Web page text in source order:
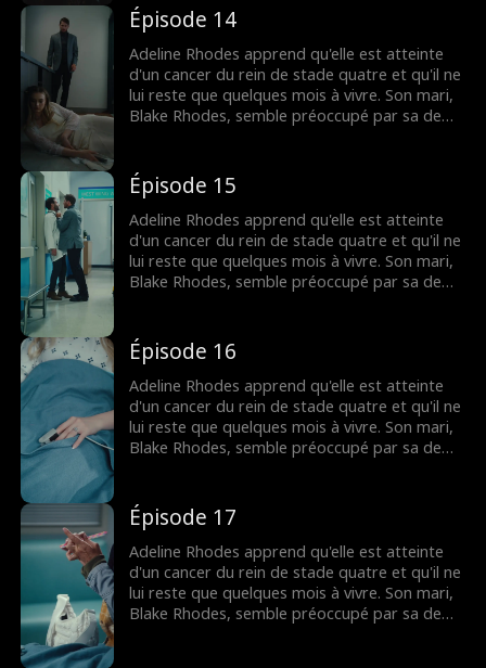
croqueuse de diamants calculatrice, et elle
pense qu'il ne l'a jamais aimée. Tout change
lorsque Blake apprend qu'Adeline est
mourante, mais il est peut-être trop tard
pour lui dire que c'est elle qu'il a aimée
pendant tout ce temps.
Épisode 14
Adeline Rhodes apprend qu'elle est atteinte
d'un cancer du rein de stade quatre et qu'il ne
lui reste que quelques mois à vivre. Son mari,
Blake Rhodes, semble préoccupé par sa demi-
croqueuse de diamants calculatrice, et elle
pense qu'il ne l'a jamais aimée. Tout change
lorsque Blake apprend qu'Adeline est
mourante, mais il est peut-être trop tard
pour lui dire que c'est elle qu'il a aimée
pendant tout ce temps.
Épisode 15
Adeline Rhodes apprend qu'elle est atteinte
d'un cancer du rein de stade quatre et qu'il ne
lui reste que quelques mois à vivre. Son mari,
Blake Rhodes, semble préoccupé par sa demi-
croqueuse de diamants calculatrice, et elle
pense qu'il ne l'a jamais aimée. Tout change
lorsque Blake apprend qu'Adeline est
mourante, mais il est peut-être trop tard
pour lui dire que c'est elle qu'il a aimée
pendant tout ce temps.
Épisode 16
Adeline Rhodes apprend qu'elle est atteinte
d'un cancer du rein de stade quatre et qu'il ne
lui reste que quelques mois à vivre. Son mari,
Blake Rhodes, semble préoccupé par sa demi-
croqueuse de diamants calculatrice, et elle
pense qu'il ne l'a jamais aimée. Tout change
lorsque Blake apprend qu'Adeline est
mourante, mais il est peut-être trop tard
pour lui dire que c'est elle qu'il a aimée
pendant tout ce temps.
Épisode 17
Adeline Rhodes apprend qu'elle est atteinte
d'un cancer du rein de stade quatre et qu'il ne
lui reste que quelques mois à vivre. Son mari,
Blake Rhodes, semble préoccupé par sa demi-